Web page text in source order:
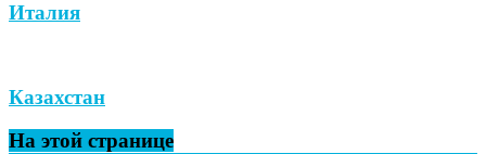
Италия
Казахстан
На этой странице